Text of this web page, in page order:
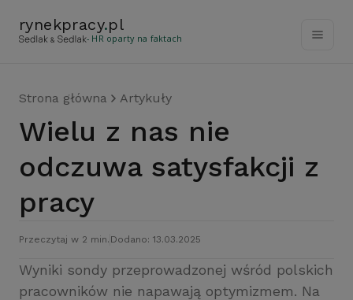
rynekpracy.pl
- HR oparty na faktach
Strona główna Artykuły
Wielu z nas nie
odczuwa satysfakcji z
pracy
Przeczytaj w 2 min. Dodano: 13.03.2025
Wyniki sondy przeprowadzonej wśród polskich
pracowników nie napawają optymizmem. Na